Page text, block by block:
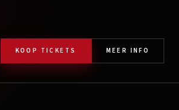
KOOP TICKETS MEER INFO